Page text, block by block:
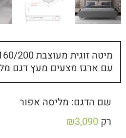
עם ארגז מצעים מעץ דגם מליסה 160
שם הדגם: מליסה אפור
רק
₪3,090